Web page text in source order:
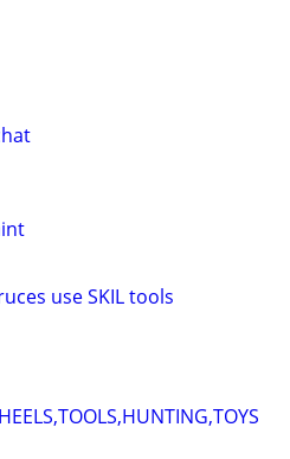
use SKIL tools